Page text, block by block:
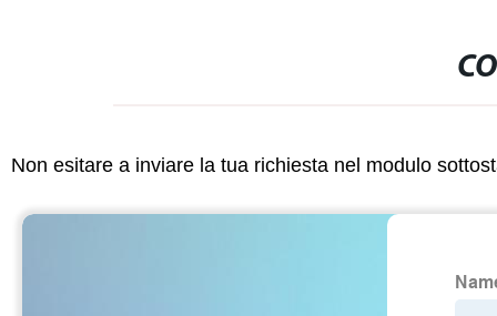
Non esitare a inviare la tua richiesta nel modulo